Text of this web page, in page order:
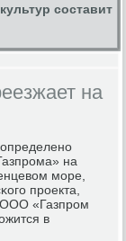
составит
на
на
мοре,
прοекта,
ООО «Газпрοм
в